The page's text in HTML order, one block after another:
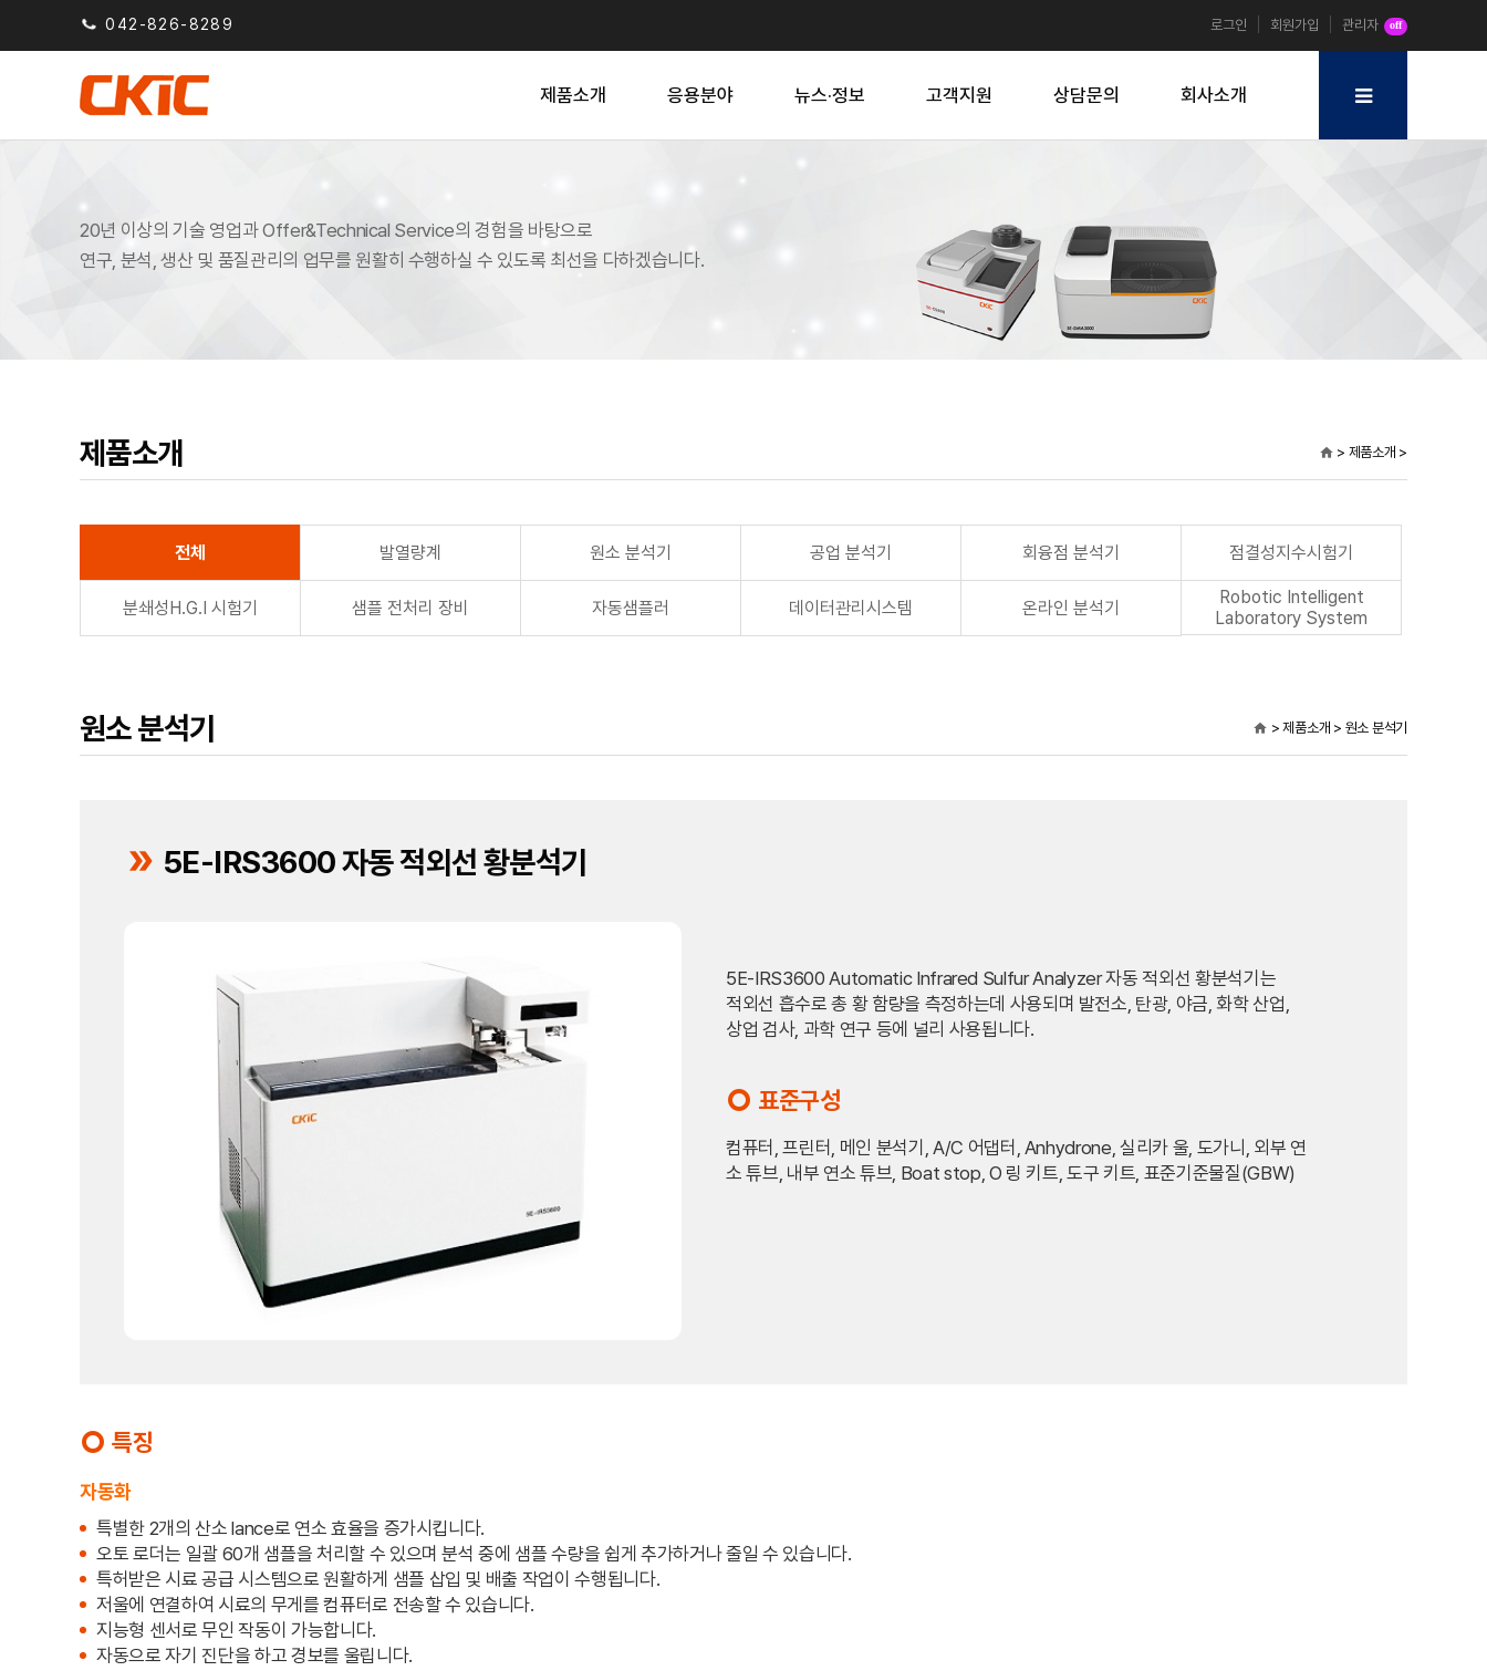
042-826-8289 로그인 회원가입 관리자 off
제품소개 응용분야 뉴스·정보 고객지원 상담문의 회사소개
20년 이상의 기술 영업과 Offer&Technical Service의 경험을 바탕으로
연구, 분석, 생산 및 품질관리의 업무를 원활히 수행하실 수 있도록 최선을 다하겠습니다.
제품소개 home > 제품소개 >
전체 발열량계 원소 분석기 공업 분석기 회융점 분석기 점결성지수시험기
분쇄성H.G.I 시험기 샘플 전처리 장비 자동샘플러 데이터관리시스템 온라인 분석기
Robotic Intelligent
Laboratory System
원소 분석기 home > 제품소개 > 원소 분석기
double_arrow 5E-IRS3600 자동 적외선 황분석기
5E-IRS3600 Automatic Infrared Sulfur Analyzer 자동 적외선 황분석기는
적외선 흡수로 총 황 함량을 측정하는데 사용되며 발전소, 탄광, 야금, 화학 산업,
상업 검사, 과학 연구 등에 널리 사용됩니다.
trip_origin 표준구성
컴퓨터, 프린터, 메인 분석기, A/C 어댑터, Anhydrone, 실리카 울, 도가니, 외부 연
소 튜브, 내부 연소 튜브, Boat stop, O 링 키트, 도구 키트, 표준기준물질(GBW)
trip_origin 특징
​자동화
특별한 2개의 산소 lance로 연소 효율을 증가시킵니다.
오토 로더는 일괄 60개 샘플을 처리할 수 ​​있으며 분석 중에 샘플 수량을 쉽게 추가하거나 줄일 수 있습니다.
특허받은 시료 공급 시스템으로 원활하게 샘플 삽입 및 배출 작업이 수행됩니다.
저울에 연결하여 시료의 무게를 컴퓨터로 전송할 수 있습니다.
지능형 센서로 무인 작동이 가능합니다.
자동으로 자기 진단을 하고 경보를 울립니다.